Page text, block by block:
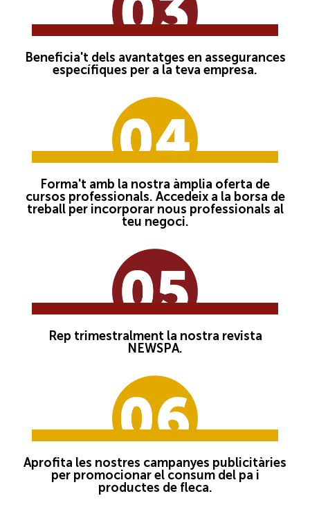
Beneficia't dels avantatges en assegurances
específiques per a la teva empresa.
Forma't amb la nostra àmplia oferta de
cursos professionals. Accedeix a la borsa de
treball per incorporar nous professionals al
teu negoci.
Rep trimestralment la nostra revista
NEWSPA.
Aprofita les nostres campanyes publicitàries
per promocionar el consum del pa i
productes de fleca.